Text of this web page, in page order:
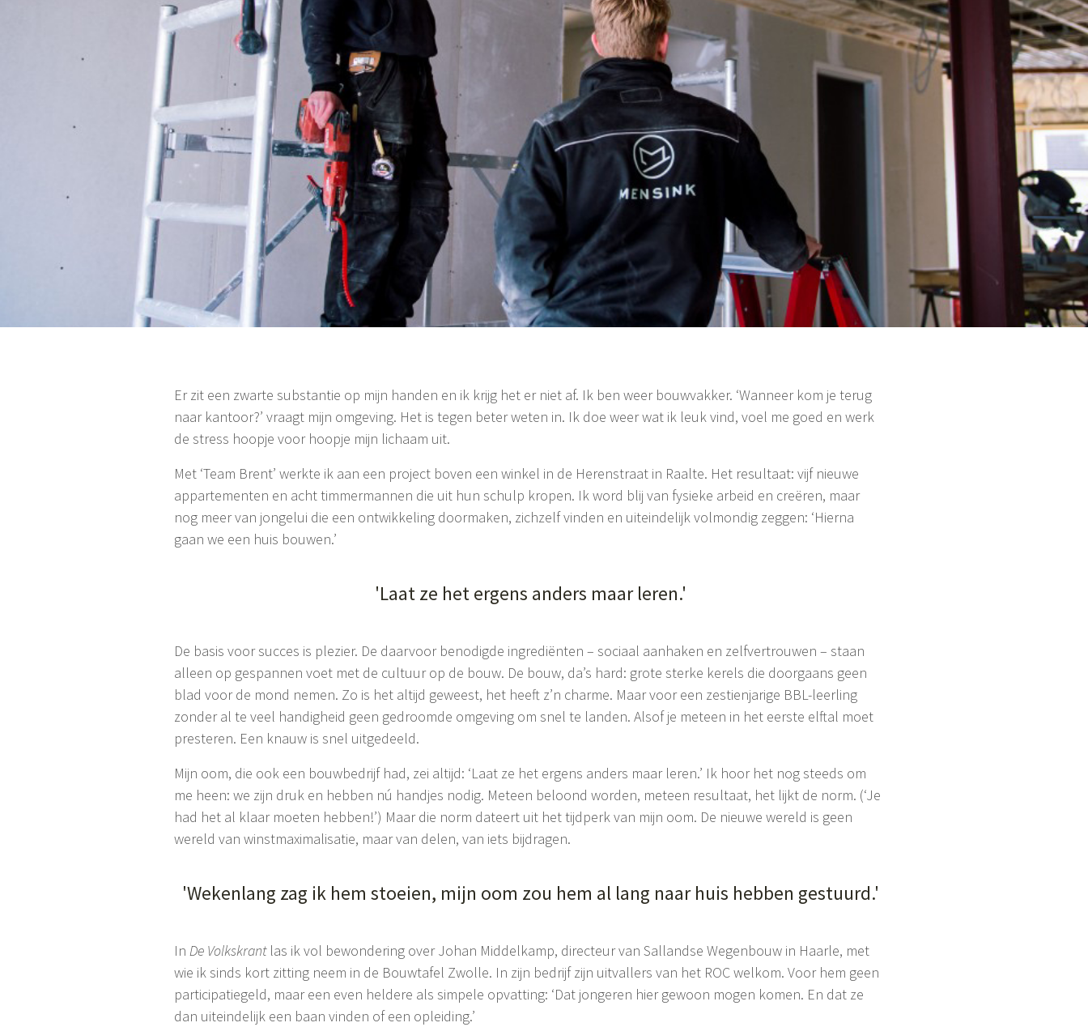
Er zit een zwarte substantie op mijn handen en ik krijg het er niet af. Ik ben weer bouwvakker. ‘Wanneer kom je terug
naar kantoor?’ vraagt mijn omgeving. Het is tegen beter weten in. Ik doe weer wat ik leuk vind, voel me goed en werk
de stress hoopje voor hoopje mijn lichaam uit.
Met ‘Team Brent’ werkte ik aan een project boven een winkel in de Herenstraat in Raalte. Het resultaat: vijf nieuwe
appartementen en acht timmermannen die uit hun schulp kropen. Ik word blij van fysieke arbeid en creëren, maar
nog meer van jongelui die een ontwikkeling doormaken, zichzelf vinden en uiteindelijk volmondig zeggen: ‘Hierna
gaan we een huis bouwen.’
'Laat ze het ergens anders maar leren.'
De basis voor succes is plezier. De daarvoor benodigde ingrediënten – sociaal aanhaken en zelfvertrouwen – staan
alleen op gespannen voet met de cultuur op de bouw. De bouw, da’s hard: grote sterke kerels die doorgaans geen
blad voor de mond nemen. Zo is het altijd geweest, het heeft z’n charme. Maar voor een zestienjarige BBL-leerling
zonder al te veel handigheid geen gedroomde omgeving om snel te landen. Alsof je meteen in het eerste elftal moet
presteren. Een knauw is snel uitgedeeld.
Mijn oom, die ook een bouwbedrijf had, zei altijd: ‘Laat ze het ergens anders maar leren.’ Ik hoor het nog steeds om
me heen: we zijn druk en hebben nú handjes nodig. Meteen beloond worden, meteen resultaat, het lijkt de norm. (‘Je
had het al klaar moeten hebben!’) Maar die norm dateert uit het tijdperk van mijn oom. De nieuwe wereld is geen
wereld van winstmaximalisatie, maar van delen, van iets bijdragen.
'Wekenlang zag ik hem stoeien, mijn oom zou hem al lang naar huis hebben gestuurd.'
InDe Volkskrantlas ik vol bewondering over Johan Middelkamp, directeur van Sallandse Wegenbouw in Haarle, met
wie ik sinds kort zitting neem in de Bouwtafel Zwolle. In zijn bedrijf zijn uitvallers van het ROC welkom. Voor hem geen
participatiegeld, maar een even heldere als simpele opvatting: ‘Dat jongeren hier gewoon mogen komen. En dat ze
dan uiteindelijk een baan vinden of een opleiding.’